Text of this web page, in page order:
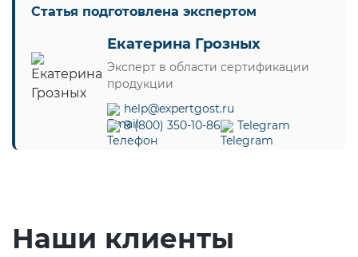
Статья подготовлена экспертом
Екатерина Грозных
Эксперт в области сертификации
продукции
help@expertgost.ru
8 (800) 350-10-86
Telegram
Наши клиенты